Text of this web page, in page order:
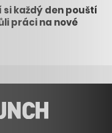
každý den pouští
práci na nové